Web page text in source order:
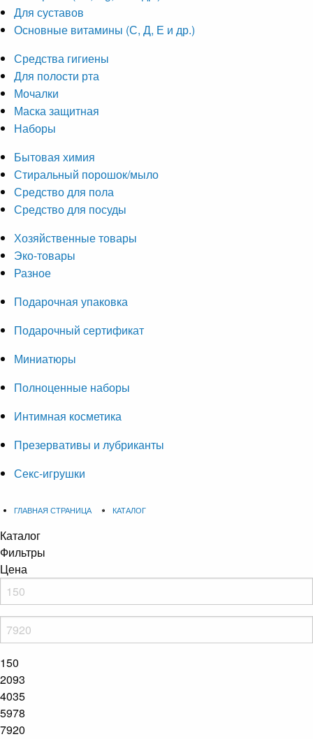
Для суставов
Основные витамины (С, Д, Е и др.)
Средства гигиены
Для полости рта
Мочалки
Маска защитная
Наборы
Бытовая химия
Стиральный порошок/мыло
Средство для пола
Средство для посуды
Хозяйственные товары
Эко-товары
Разное
Подарочная упаковка
Подарочный сертификат
Миниатюры
Полноценные наборы
Интимная косметика
Презервативы и лубриканты
Секс-игрушки
ГЛАВНАЯ СТРАНИЦА КАТАЛОГ
Каталог
Фильтры
Цена
150
2093
4035
5978
7920